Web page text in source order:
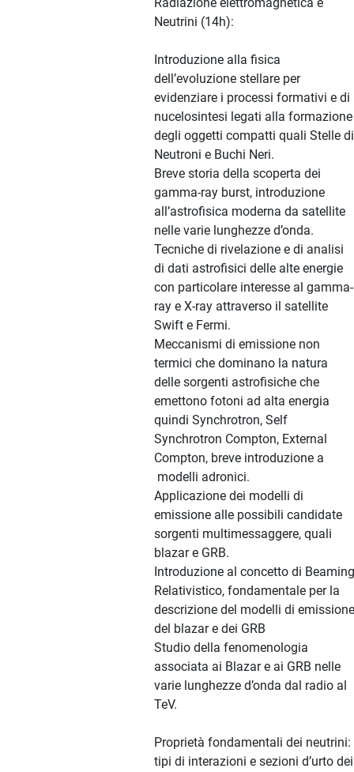
Radiazione elettromagnetica e
Neutrini (14h):
Introduzione alla fisica
dell’evoluzione stellare per
evidenziare i processi formativi e di
nucelosintesi legati alla formazione
degli oggetti compatti quali Stelle di
Neutroni e Buchi Neri.
Breve storia della scoperta dei
gamma-ray burst, introduzione
all’astrofisica moderna da satellite
nelle varie lunghezze d’onda.
Tecniche di rivelazione e di analisi
di dati astrofisici delle alte energie
con particolare interesse al gamma-
ray e X-ray attraverso il satellite
Swift e Fermi.
Meccanismi di emissione non
termici che dominano la natura
delle sorgenti astrofisiche che
emettono fotoni ad alta energia
quindi Synchrotron, Self
Synchrotron Compton, External
Compton, breve introduzione a
modelli adronici.
Applicazione dei modelli di
emissione alle possibili candidate
sorgenti multimessaggere, quali
blazar e GRB.
Introduzione al concetto di Beaming
Relativistico, fondamentale per la
descrizione del modelli di emissione
del blazar e dei GRB
Studio della fenomenologia
associata ai Blazar e ai GRB nelle
varie lunghezze d’onda dal radio al
TeV.
Proprietà fondamentali dei neutrini:
tipi di interazioni e sezioni d’urto dei